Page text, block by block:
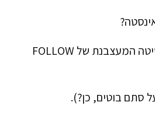
– אולי עשו לך את השיטה המעצבנת של FOLLOW
סתם בוטים, כן?).